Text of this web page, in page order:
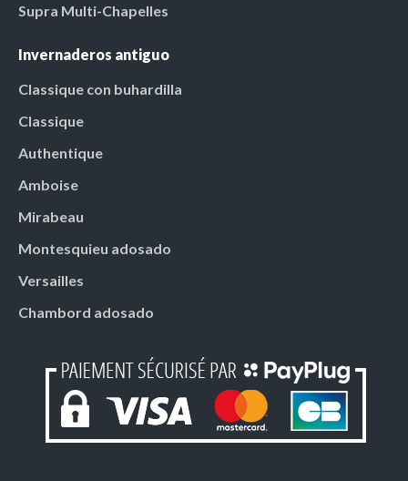
Supra Multi-Chapelles
Invernaderos antiguo
Classique con buhardilla
Classique
Authentique
Amboise
Mirabeau
Montesquieu adosado
Versailles
Chambord adosado